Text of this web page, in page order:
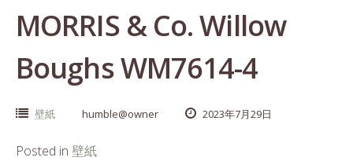
MORRIS & Co. Willow
Boughs WM7614-4
壁紙 humble@owner 2023年7月29日
Posted in 壁紙